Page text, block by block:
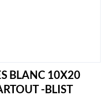
BLANC 10X20
-BLIST